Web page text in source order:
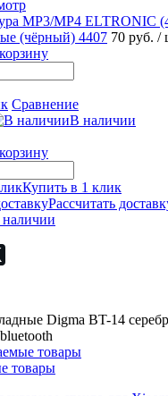
MP3/MP4 ELTRONIC
(чёрный) 4407 70 руб. /
Сравнение
В наличии
Купить в 1 клик
Рассчитать
Digma BT-14
товары
товары